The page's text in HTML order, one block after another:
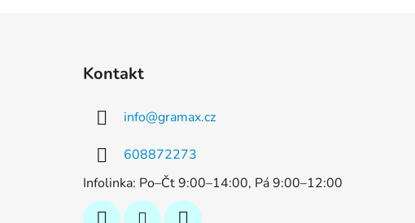
Kontakt
info@gramax.cz
608872273
Infolinka: Po–Čt 9:00–14:00, Pá 9:00–12:00